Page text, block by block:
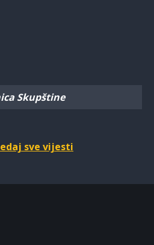
Skupštine
sve vijesti